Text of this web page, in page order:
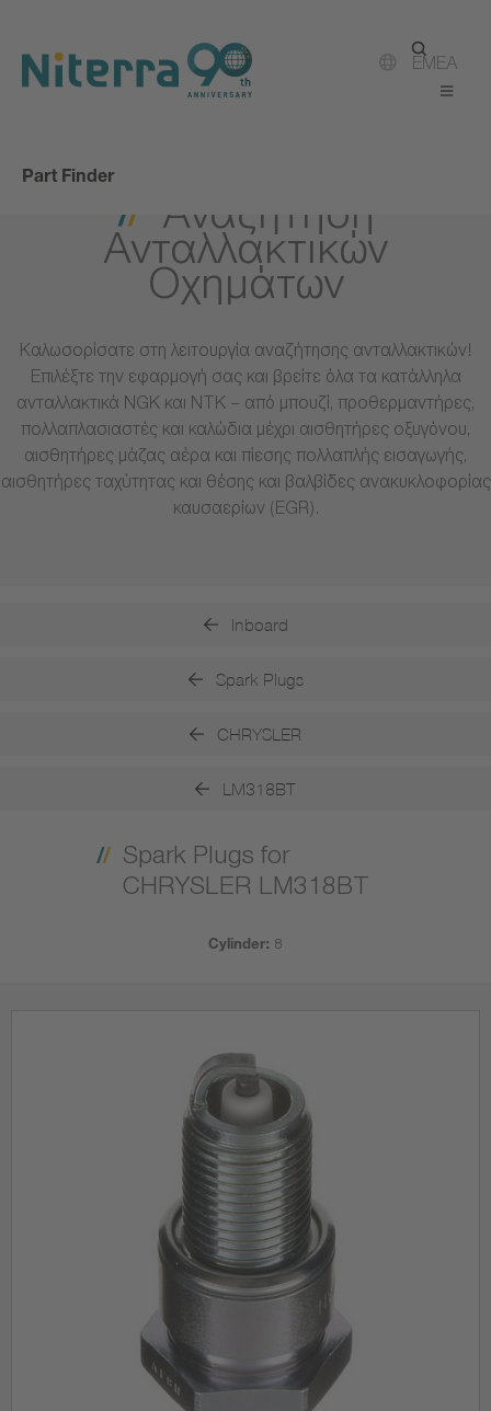
main
navigation
main
content
footer
EMEA
Part Finder
Αναζήτηση
Ανταλλακτικών
Οχημάτων
Καλωσορίσατε στη λειτουργία αναζήτησης ανταλλακτικών!
Επιλέξτε την εφαρμογή σας και βρείτε όλα τα κατάλληλα
ανταλλακτικά NGK και NTK – από μπουζί, προθερμαντήρες,
πολλαπλασιαστές και καλώδια μέχρι αισθητήρες οξυγόνου,
αισθητήρες μάζας αέρα και πίεσης πολλαπλής εισαγωγής,
αισθητήρες ταχύτητας και θέσης και βαλβίδες ανακυκλοφορίας
καυσαερίων (EGR).
Inboard
Spark Plugs
CHRYSLER
LM318BT
Spark Plugs for
CHRYSLER LM318BT
Cylinder: 8